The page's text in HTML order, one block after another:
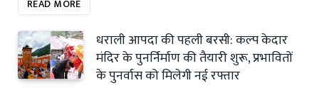
READ MORE
धराली आपदा की पहली बरसी: कल्प केदार
मंदिर के पुनर्निर्माण की तैयारी शुरू, प्रभावितों
के पुनर्वास को मिलेगी नई रफ्तार